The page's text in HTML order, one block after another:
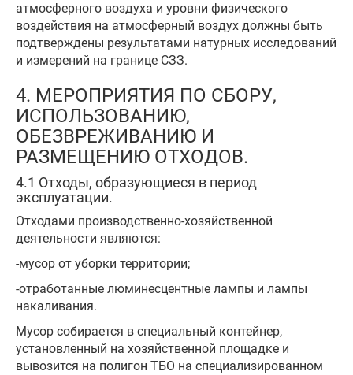
атмосферного воздуха и уровни физического
воздействия на атмосферный воздух должны быть
подтверждены результатами натурных исследований
и измерений на границе СЗЗ.
4. МЕРОПРИЯТИЯ ПО СБОРУ,
ИСПОЛЬЗОВАНИЮ,
ОБЕЗВРЕЖИВАНИЮ И
РАЗМЕЩЕНИЮ ОТХОДОВ.
4.1 Отходы, образующиеся в период
эксплуатации.
Отходами производственно-хозяйственной
деятельности являются:
-мусор от уборки территории;
-отработанные люминесцентные лампы и лампы
накаливания.
Мусор собирается в специальный контейнер,
установленный на хозяйственной площадке и
вывозится на полигон ТБО на специализированном